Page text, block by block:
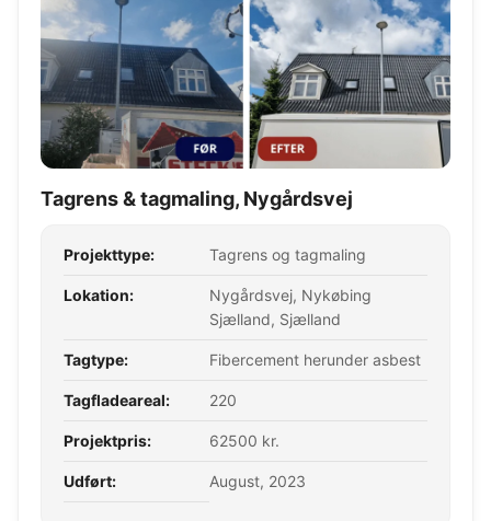
Tagrens & tagmaling, Nygårdsvej
Projekttype: Tagrens og tagmaling
Lokation:
Nygårdsvej, Nykøbing
Sjælland, Sjælland
Tagtype: Fibercement herunder asbest
Tagfladeareal: 220
Projektpris: 62500 kr.
Udført: August, 2023